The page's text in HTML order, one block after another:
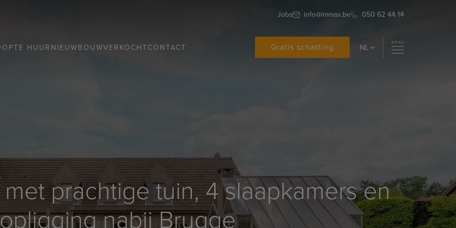
Jobs info@immax.be 050 62 44 14
TE HUURNIEUWBOUWVERKOCHTCONTACT Gratis schatting NL
prachtige tuin, 4 slaapkamers en
nabij Brugge